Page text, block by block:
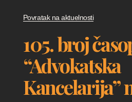
Povratak na aktuelnosti
105. broj
“Advokatska
Kancelarija”